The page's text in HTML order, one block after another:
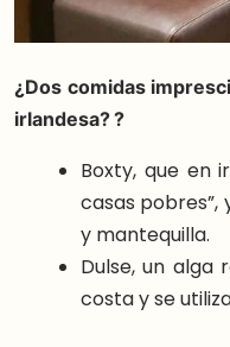
¿Dos comidas
irlandesa? ?
Boxty, que en
casas
y mantequilla.
Dulse, un alga
costa y se